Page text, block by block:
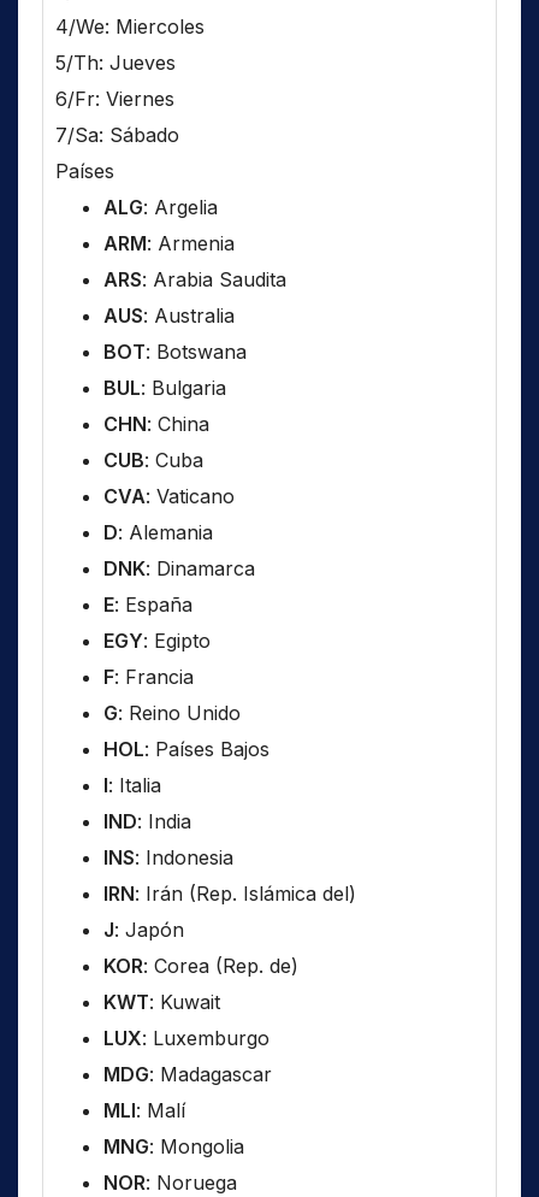
4/We: Miercoles
5/Th: Jueves
6/Fr: Viernes
7/Sa: Sábado
Países
ALG: Argelia
ARM: Armenia
ARS: Arabia Saudita
AUS: Australia
BOT: Botswana
BUL: Bulgaria
CHN: China
CUB: Cuba
CVA: Vaticano
D: Alemania
DNK: Dinamarca
E: España
EGY: Egipto
F: Francia
G: Reino Unido
HOL: Países Bajos
I: Italia
IND: India
INS: Indonesia
IRN: Irán (Rep. Islámica del)
J: Japón
KOR: Corea (Rep. de)
KWT: Kuwait
LUX: Luxemburgo
MDG: Madagascar
MLI: Malí
MNG: Mongolia
NOR: Noruega